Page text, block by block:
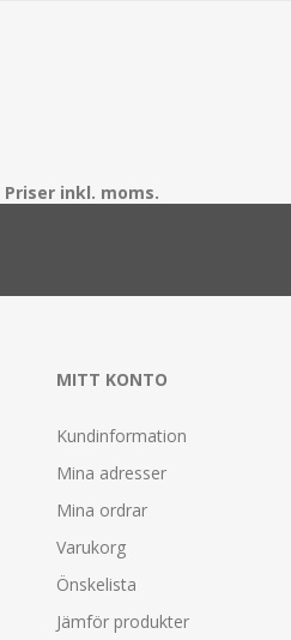
Priser inkl. moms.
MITT KONTO
Kundinformation
Mina adresser
Mina ordrar
Varukorg
Önskelista
Jämför produkter